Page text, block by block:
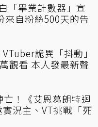
「畢業計數器」宣
來自粉絲500天的告
詭異「抖動」
觀看 本人發最新聲
亡！《艾恩葛朗特迴
況主、VT挑戰「死